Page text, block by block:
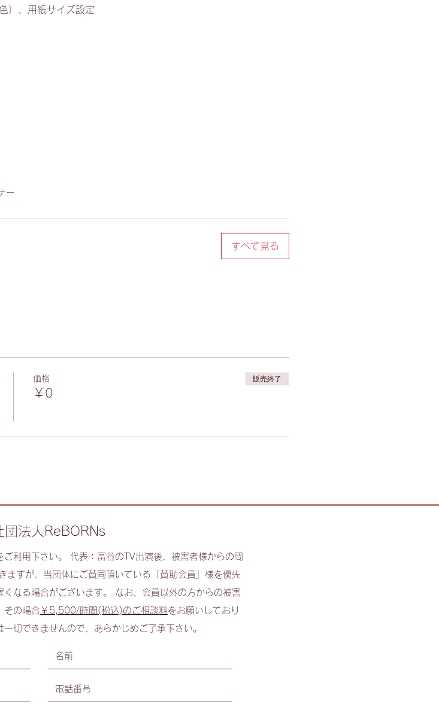
）、用紙サイズ設定
ー
すべて見る
価格
￥0
販売終了
団法人ReBORNs
利用下さい。 代表：冨谷のTV出演後、被害者様からの問
ますが、当団体にご賛同頂いている「賛助会員」様を優先
なる場合がございます。 なお、会員以外の方からの被害
その場合 ￥5,500/時間(税込)のご相談料をお願いしており
切できませんので、あらかじめご了承下さい。